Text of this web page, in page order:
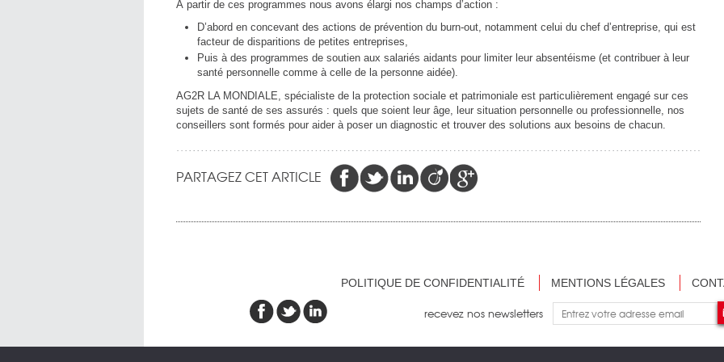
À partir de ces programmes nous avons élargi nos champs d’action :
D’abord en concevant des actions de prévention du burn-out, notamment celui du chef d’entreprise, qui est
facteur de disparitions de petites entreprises,
Puis à des programmes de soutien aux salariés aidants pour limiter leur absentéisme (et contribuer à leur
santé personnelle comme à celle de la personne aidée).
AG2R LA MONDIALE, spécialiste de la protection sociale et patrimoniale est particulièrement engagé sur ces
sujets de santé de ses assurés : quels que soient leur âge, leur situation personnelle ou professionnelle, nos
conseillers sont formés pour aider à poser un diagnostic et trouver des solutions aux besoins de chacun.
PARTAGEZ CET ARTICLE
POLITIQUE DE CONFIDENTIALITÉ MENTIONS LÉGALES
recevez nos newsletters